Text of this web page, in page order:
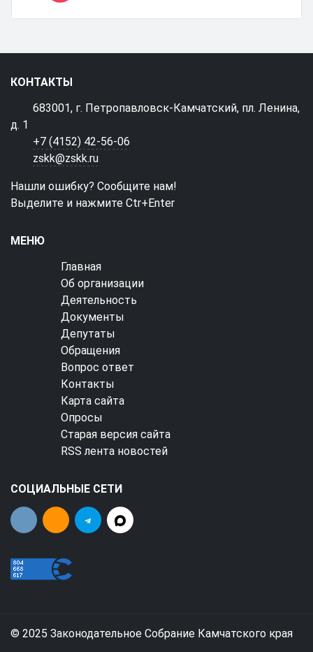
КОНТАКТЫ
683001, г. Петропавловск-Камчатский, пл. Ленина,
д. 1
+7 (4152) 42-56-06
zskk@zskk.ru
Нашли ошибку? Сообщите нам!
Выделите и нажмите Ctr+Enter
МЕНЮ
Главная
Об организации
Деятельность
Документы
Депутаты
Обращения
Вопрос ответ
Контакты
Карта сайта
Опросы
Старая версия сайта
RSS лента новостей
СОЦИАЛЬНЫЕ СЕТИ
© 2025 Законодательное Собрание Камчатского края